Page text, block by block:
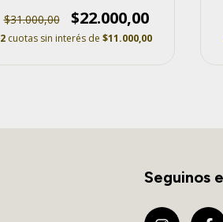
$31.000,00 $22.000,00
2 cuotas sin interés de $11.000,00
Seguinos